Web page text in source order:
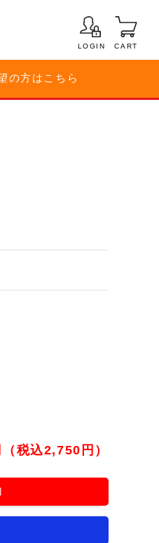
LOGIN CART
の方はこちら
税込2,750円）